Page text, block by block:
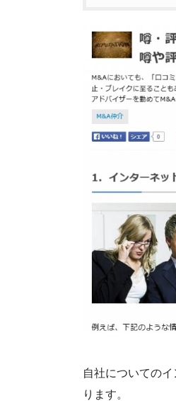
自社についての
ります。